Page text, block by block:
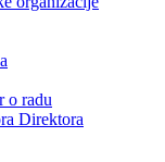
o radu
Direktora